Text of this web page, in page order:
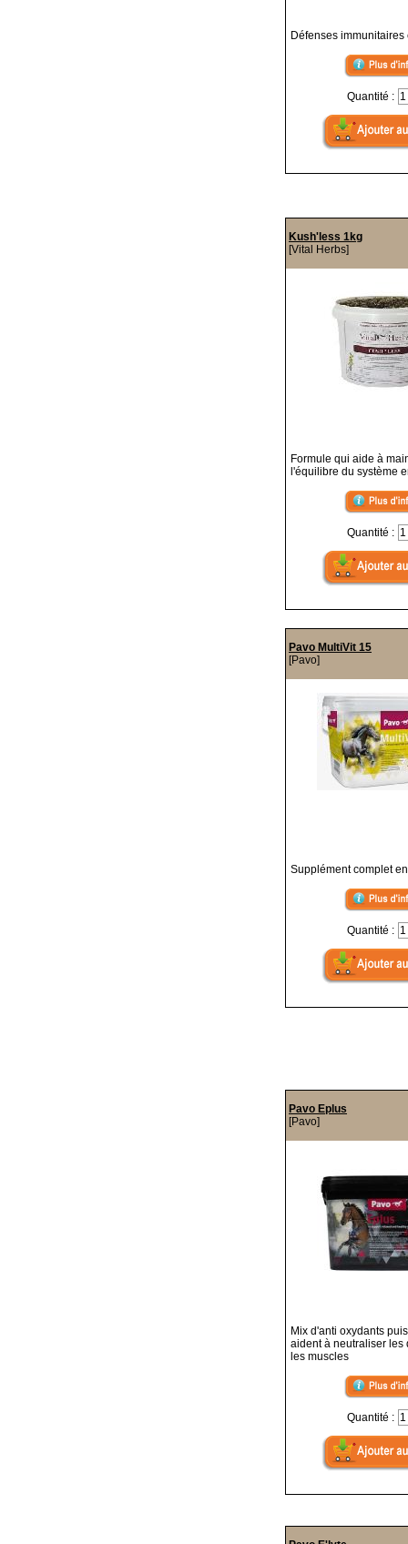
Défenses immunitaires
Quantité :
Kush'less 1kg
[Vital Herbs]
Formule qui aide à
l'équilibre du système
Quantité :
Pavo MultiVit 15
[Pavo]
Supplément complet
Quantité :
Pavo Eplus
[Pavo]
Mix d'anti oxydants
aident à neutraliser les
les muscles
Quantité :